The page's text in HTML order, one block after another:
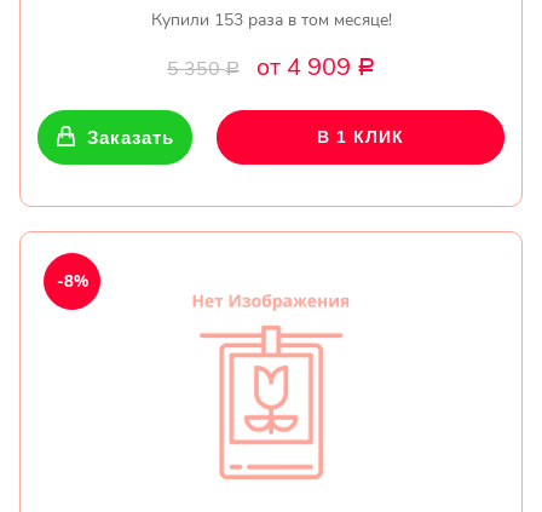
Купили 153 раза в том месяце!
5 350Р от 4 909 Р
Заказать В 1 КЛИК
-8%